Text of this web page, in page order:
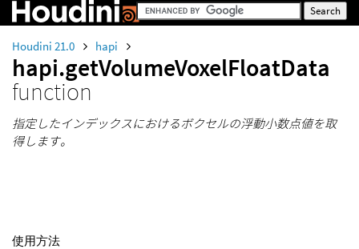
Houdini 21.0 hapi
hapi.getVolumeVoxelFloatData
function
指定したインデックスにおけるボクセルの浮動小数点値を取
得します。
使用方法